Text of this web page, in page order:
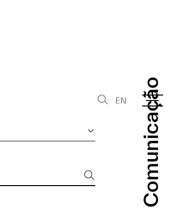
Comunicação
Comunicação
EN